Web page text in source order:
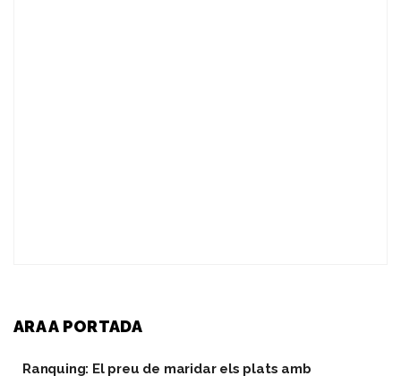
ARA A PORTADA
Ranquing: El preu de maridar els plats amb